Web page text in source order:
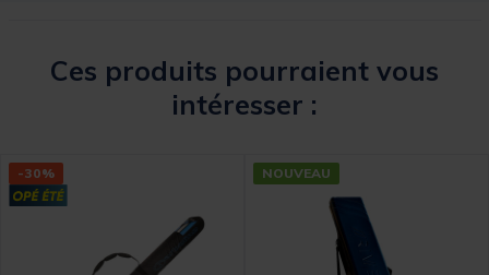
Ces produits pourraient vous
intéresser :
-30% NOUVEAU